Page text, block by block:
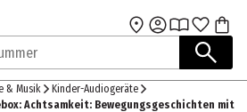
Zum Hauptinhalt
& Musik
Kinder-Audiogeräte
Achtsamkeit: Bewegungsgeschichten mit